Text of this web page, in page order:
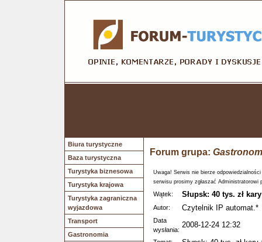
Biura turystyczne
Baza turystyczna
Turystyka biznesowa
Turystyka krajowa
Turystyka zagraniczna
wyjazdowa
Transport
Gastronomia
Forum grupa:
Uwaga! Serwis nie bierze
serwisu prosimy zgłaszać Administratorowi
Wątek: Słupsk: 40 tys. zł
Autor: Czytelnik IP automat.*
Data
wysłania:
2008-12-24 12:32